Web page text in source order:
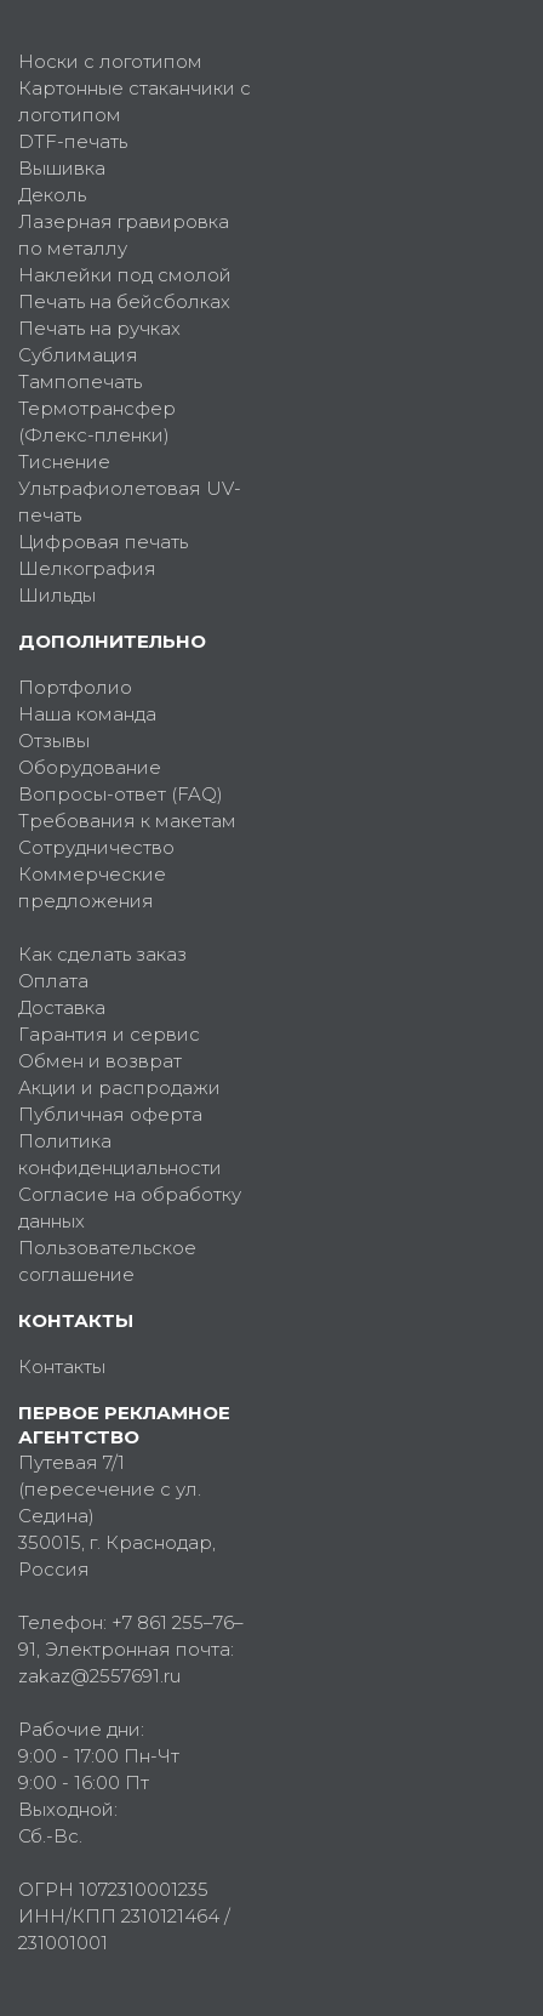
Носки с логотипом
Картонные стаканчики с
логотипом
DTF-печать
Вышивка
Деколь
Лазерная гравировка
по металлу
Наклейки под смолой
Печать на бейсболках
Печать на ручках
Сублимация
Тампопечать
Термотрансфер
(Флекс-пленки)
Тиснение
Ультрафиолетовая UV-
печать
Цифровая печать
Шелкография
Шильды
ДОПОЛНИТЕЛЬНО
Портфолио
Наша команда
Отзывы
Оборудование
Вопросы-ответ (FAQ)
Требования к макетам
Сотрудничество
Коммерческие
предложения
Как сделать заказ
Оплата
Доставка
Гарантия и сервис
Обмен и возврат
Акции и распродажи
Публичная оферта
Политика
конфиденциальности
Согласие на обработку
данных
Пользовательское
соглашение
КОНТАКТЫ
Контакты
ПЕРВОЕ РЕКЛАМНОЕ
АГЕНТСТВО
Путевая 7/1
(пересечение с ул.
Седина)
350015, г. Краснодар,
Россия
Телефон: +7 861 255–76–
91, Электронная почта:
zakaz@2557691.ru
Рабочие дни:
9:00 - 17:00 Пн-Чт
9:00 - 16:00 Пт
Выходной:
Сб.-Вс.
ОГРН 1072310001235
ИНН/КПП 2310121464 /
231001001